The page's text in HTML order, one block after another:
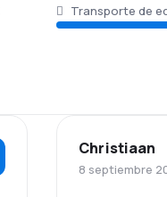
Transporte de
Christiaan
8 septiembre